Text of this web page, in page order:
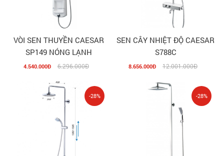
VÒI SEN THUYỀN CAESAR
SP149 NÓNG LẠNH
4.540.000Đ 6.296.000Đ
SEN CÂY NHIỆT ĐỘ CAESAR
S788C
8.656.000Đ 12.001.000Đ
-28% -28%